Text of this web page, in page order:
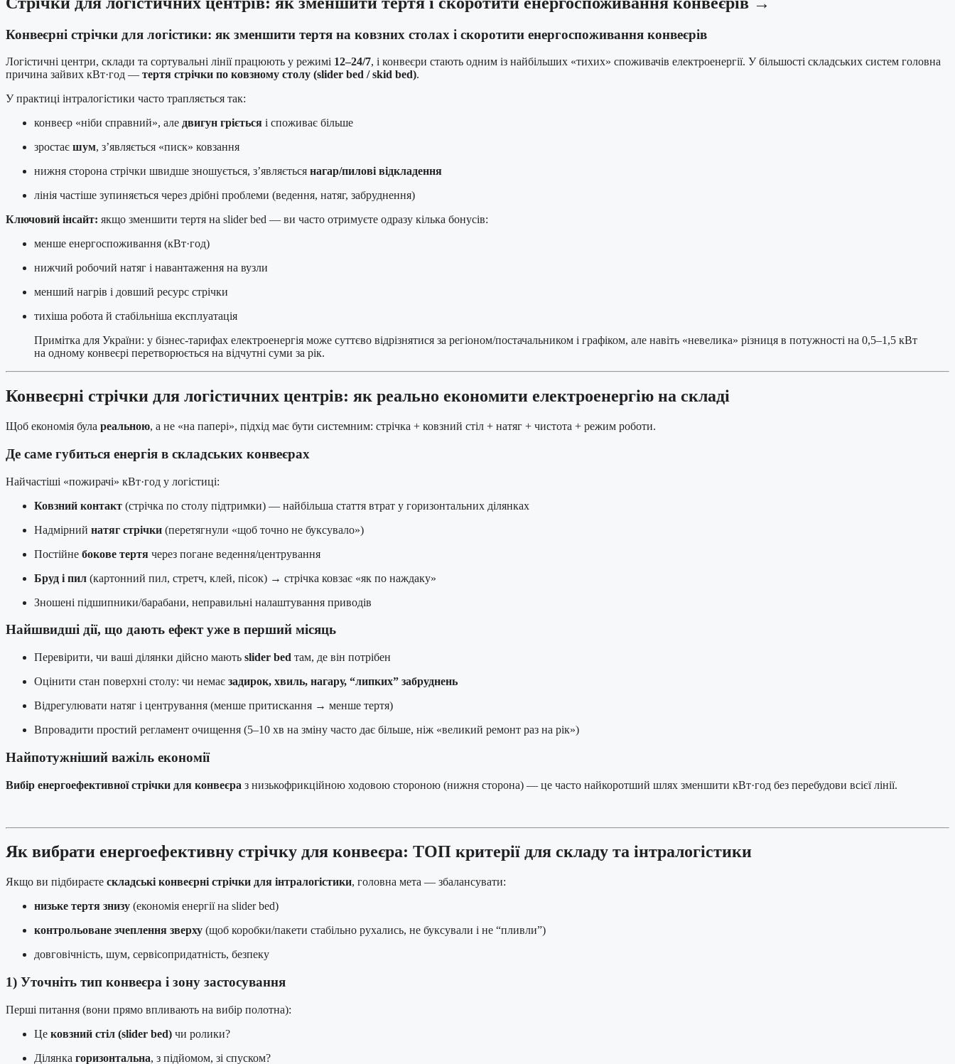
Конвеєрні стрічки для логістики: як зменшити тертя на ковзних столах і скоротити енергоспоживання конвеєрів
Логістичні центри, склади та сортувальні лінії працюють у режимі 12–24/7, і конвеєри стають одним із найбільших «тихих» споживачів електроенергії. У більшості складських систем головна
причина зайвих кВт·год — тертя стрічки по ковзному столу (slider bed / skid bed).
У практиці інтралогістики часто трапляється так:
конвеєр «ніби справний», але двигун гріється і споживає більше
зростає шум, з’являється «писк» ковзання
нижня сторона стрічки швидше зношується, з’являється нагар/пилові відкладення
лінія частіше зупиняється через дрібні проблеми (ведення, натяг, забруднення)
Ключовий інсайт: якщо зменшити тертя на slider bed — ви часто отримуєте одразу кілька бонусів:
менше енергоспоживання (кВт·год)
нижчий робочий натяг і навантаження на вузли
менший нагрів і довший ресурс стрічки
тихіша робота й стабільніша експлуатація
Примітка для України: у бізнес-тарифах електроенергія може суттєво відрізнятися за регіоном/постачальником і графіком, але навіть «невелика» різниця в потужності на 0,5–1,5 кВт
на одному конвеєрі перетворюється на відчутні суми за рік.
Конвеєрні стрічки для логістичних центрів: як реально економити електроенергію на складі
Щоб економія була реальною, а не «на папері», підхід має бути системним: стрічка + ковзний стіл + натяг + чистота + режим роботи.
Де саме губиться енергія в складських конвеєрах
Найчастіші «пожирачі» кВт·год у логістиці:
Ковзний контакт (стрічка по столу підтримки) — найбільша стаття втрат у горизонтальних ділянках
Надмірний натяг стрічки (перетягнули «щоб точно не буксувало»)
Постійне бокове тертя через погане ведення/центрування
Бруд і пил (картонний пил, стретч, клей, пісок) → стрічка ковзає «як по наждаку»
Зношені підшипники/барабани, неправильні налаштування приводів
Найшвидші дії, що дають ефект уже в перший місяць
Перевірити, чи ваші ділянки дійсно мають slider bed там, де він потрібен
Оцінити стан поверхні столу: чи немає задирок, хвиль, нагару, “липких” забруднень
Відрегулювати натяг і центрування (менше притискання → менше тертя)
Впровадити простий регламент очищення (5–10 хв на зміну часто дає більше, ніж «великий ремонт раз на рік»)
Найпотужніший важіль економії
Вибір енергоефективної стрічки для конвеєра з низькофрикційною ходовою стороною (нижня сторона) — це часто найкоротший шлях зменшити кВт·год без перебудови всієї лінії.
Як вибрати енергоефективну стрічку для конвеєра: ТОП критерії для складу та інтралогістики
Якщо ви підбираєте складські конвеєрні стрічки для інтралогістики, головна мета — збалансувати:
низьке тертя знизу (економія енергії на slider bed)
контрольоване зчеплення зверху (щоб коробки/пакети стабільно рухались, не буксували і не “пливли”)
довговічність, шум, сервісопридатність, безпеку
1) Уточніть тип конвеєра і зону застосування
Перші питання (вони прямо впливають на вибір полотна):
Це ковзний стіл (slider bed) чи ролики?
Ділянка горизонтальна, з підйомом, зі спуском?